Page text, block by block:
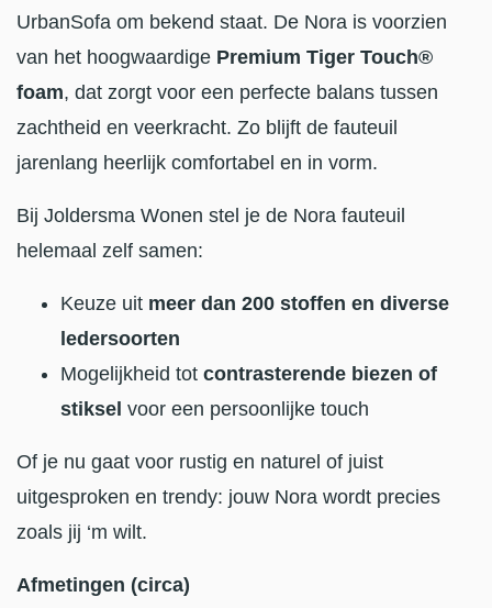
UrbanSofa om bekend staat. De Nora is voorzien
van het hoogwaardige Premium Tiger Touch®
foam, dat zorgt voor een perfecte balans tussen
zachtheid en veerkracht. Zo blijft de fauteuil
jarenlang heerlijk comfortabel en in vorm.
Bij Joldersma Wonen stel je de Nora fauteuil
helemaal zelf samen:
Keuze uit meer dan 200 stoffen en diverse
ledersoorten
Mogelijkheid tot contrasterende biezen of
stiksel voor een persoonlijke touch
Of je nu gaat voor rustig en naturel of juist
uitgesproken en trendy: jouw Nora wordt precies
zoals jij ‘m wilt.
Afmetingen (circa)